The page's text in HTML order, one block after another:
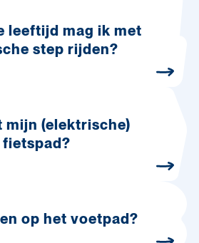
leeftijd mag ik met
step rijden?
mijn (elektrische)
op het voetpad?